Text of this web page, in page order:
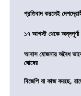
প্রতিবাদ করলেই
১৭ আগস্ট থেকে অন্নপূর্ণা
আবাস যোজনায় অবৈধ ভাবে
ঘোষের
বিজেপি যা কাজ করছে,